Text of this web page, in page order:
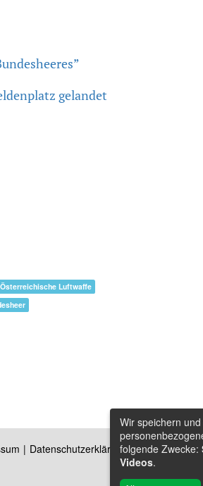
gelandet
Österreichische Luftwaffe
Datenschutzerklärung
Kontakt
Wir speichern
folgende Zwecke:
Videos.